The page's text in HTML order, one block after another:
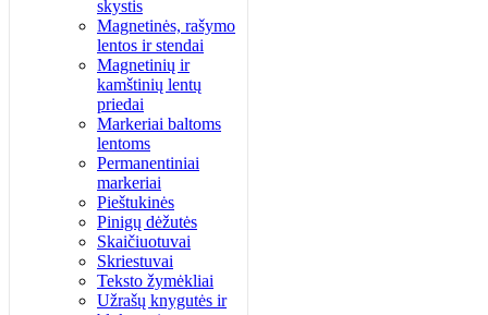
skystis
Magnetinės, rašymo
lentos ir stendai
Magnetinių ir
kamštinių lentų
priedai
Markeriai baltoms
lentoms
Permanentiniai
markeriai
Pieštukinės
Pinigų dėžutės
Skaičiuotuvai
Skriestuvai
Teksto žymėkliai
Užrašų knygutės ir